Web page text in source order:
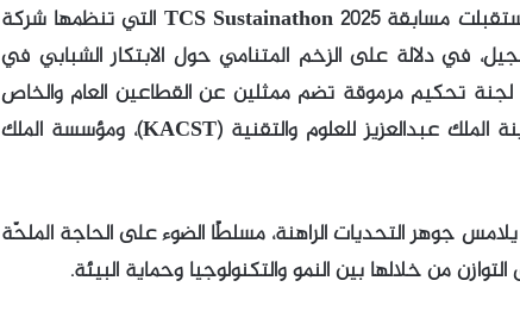
وفي عامها الثاني بالمملكة العربية السعودية، استقبلت مسابقة TCS Sustainathon 2025 التي تنظمها شركة
الاستشارية أكثر من 200 طلب تسجيل، في دلالة على الزخم المتنامي حول الابتكار الشبابي في
لجنة تحكيم مرموقة تضم ممثلين عن القطاعين العام والخاص
والقطاع غير الربحي، من بينهم شركاء مثل مدينة الملك عبدالعزيز للعلوم والتقنية (KACST)، ومؤسسة الملك
يلامس جوهر التحديات الراهنة، مسلطًا الضوء على الحاجة الملحّة
من خلالها بين النمو والتكنولوجيا وحماية البيئة.